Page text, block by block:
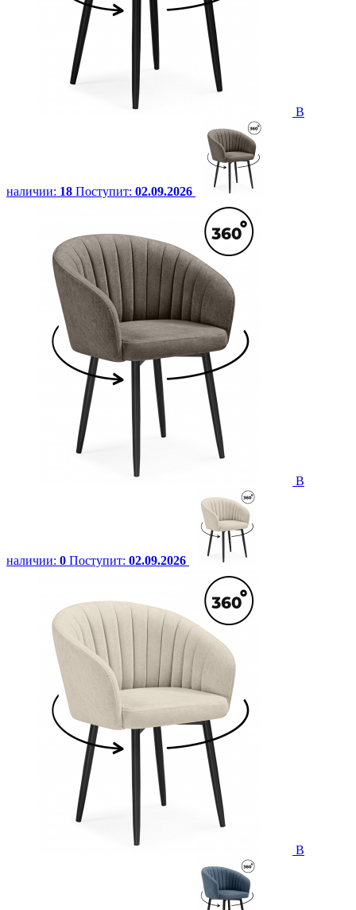
В
наличии: 18 Поступит: 02.09.2026
В
наличии: 0 Поступит: 02.09.2026
В